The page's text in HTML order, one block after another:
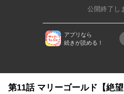
公開終了し
アプリなら
続きが読める！
第11話 マリーゴールド【絶